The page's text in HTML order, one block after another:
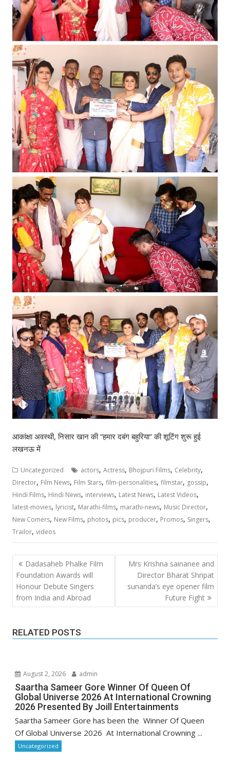
आकांक्षा अवस्थी, निसार खान की “हमार दबंग बहुरिया” की शूटिंग शुरू हुई
लखनऊ में
Uncategorized actors,Actress, Bhojpuri Films, Celebrity,
Director, Film News, Film Stars,film-personalities,filmstar, gossip,
Hindi Films, Hindi News, interviews, Latest News, Latest Videos,
latest-movies, lyricist, Marathi-films, marathi-news, Music Director,
New Comers, New Films, photos, pics, producer, Promos, Singers,
Trailor,videos
Post
navigation
Dadasaheb Phalke Film
Foundation Awards will
Honour Debute Singers
from India and Abroad
Mrs Krishna sainanee and
Director Bharat Shripat
sunanda’s eye opener film
Future Fight
RELATED POSTS
August 2, 2026 admin
Saartha Sameer Gore Winner Of Queen Of
Global Universe 2026 At International Crowning
2026 Presented By Joill Entertainments
Saartha Sameer Gore has been the Winner Of Queen
Of Global Universe 2026 At International Crowning ...
Uncategorized